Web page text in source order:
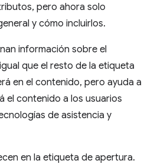
pero ahora solo
y cómo incluirlos.
información sobre el
que el resto de la etiqueta
en el contenido, pero ayuda a
el contenido a los usuarios
de asistencia y
en la etiqueta de apertura.